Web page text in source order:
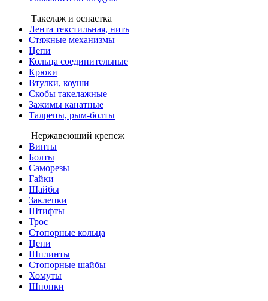
Такелаж и оснастка
Лента текстильная, нить
Стяжные механизмы
Цепи
Кольца соединительные
Крюки
Втулки, коуши
Скобы такелажные
Зажимы канатные
Талрепы, рым-болты
Нержавеющий крепеж
Винты
Болты
Саморезы
Гайки
Шайбы
Заклепки
Штифты
Трос
Стопорные кольца
Цепи
Шплинты
Стопорные шайбы
Хомуты
Шпонки